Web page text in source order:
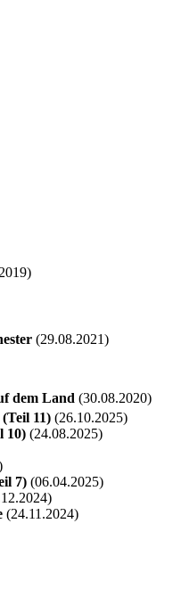
(29.08.2021)
dem Land (30.08.2020)
11) (26.10.2025)
10) (24.08.2025)
7) (06.04.2025)
(24.11.2024)